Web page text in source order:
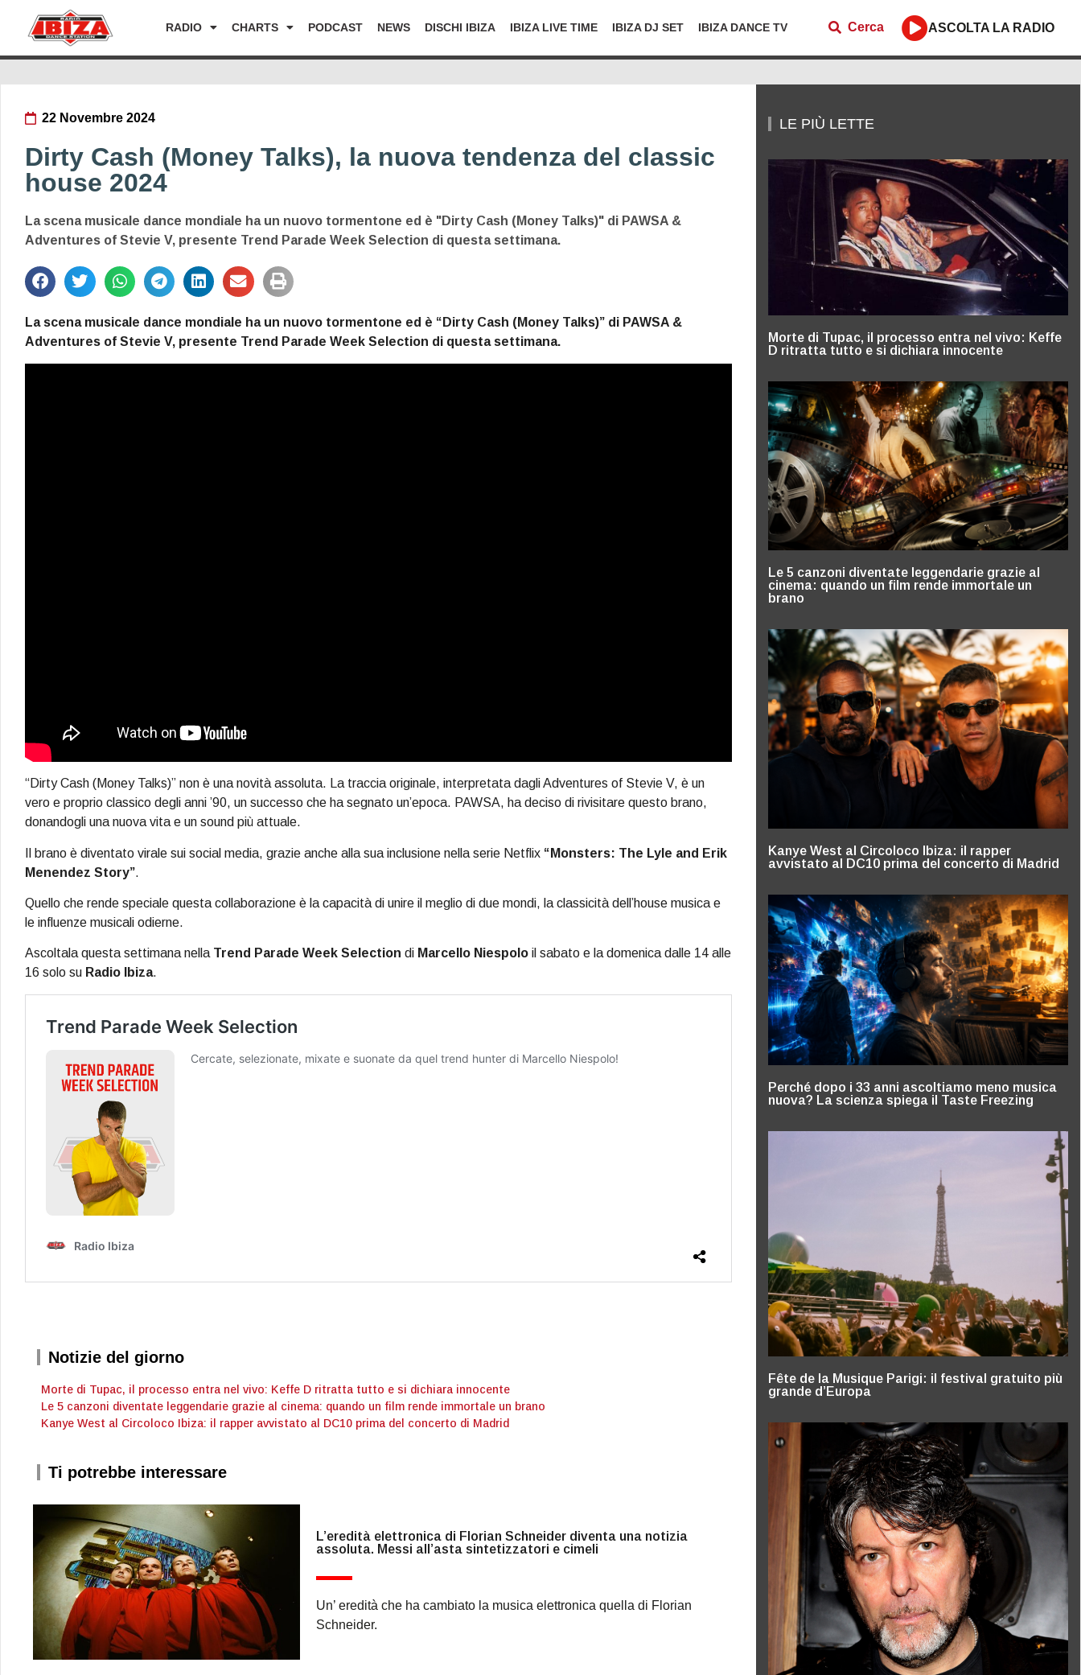
RADIO CHARTS PODCAST NEWS DISCHI IBIZA IBIZA LIVE TIME IBIZA DJ SET IBIZA DANCE TV Cerca ASCOLTA LA RADIO
22 Novembre 2024
Dirty Cash (Money Talks), la nuova tendenza del classic
house 2024
La scena musicale dance mondiale ha un nuovo tormentone ed è "Dirty Cash (Money Talks)" di PAWSA &
Adventures of Stevie V, presente Trend Parade Week Selection di questa settimana.
La scena musicale dance mondiale ha un nuovo tormentone ed è “Dirty Cash (Money Talks)” di PAWSA &
Adventures of Stevie V, presente Trend Parade Week Selection di questa settimana.
“Dirty Cash (Money Talks)” non è una novità assoluta. La traccia originale, interpretata dagli Adventures of Stevie V, è un
vero e proprio classico degli anni ’90, un successo che ha segnato un’epoca. PAWSA, ha deciso di rivisitare questo brano,
donandogli una nuova vita e un sound più attuale.
Il brano è diventato virale sui social media, grazie anche alla sua inclusione nella serie Netflix “Monsters: The Lyle and Erik
Menendez Story”.
Quello che rende speciale questa collaborazione è la capacità di unire il meglio di due mondi, la classicità dell’house musica e
le influenze musicali odierne.
Ascoltala questa settimana nella Trend Parade Week Selection di Marcello Niespolo il sabato e la domenica dalle 14 alle
16 solo su Radio Ibiza.
Notizie del giorno
Morte di Tupac, il processo entra nel vivo: Keffe D ritratta tutto e si dichiara innocente
Le 5 canzoni diventate leggendarie grazie al cinema: quando un film rende immortale un brano
Kanye West al Circoloco Ibiza: il rapper avvistato al DC10 prima del concerto di Madrid
Ti potrebbe interessare
L’eredità elettronica di Florian Schneider diventa una notizia
assoluta. Messi all’asta sintetizzatori e cimeli
Un’ eredità che ha cambiato la musica elettronica quella di Florian
Schneider.
LE PIÙ LETTE
Morte di Tupac, il processo entra nel vivo: Keffe
D ritratta tutto e si dichiara innocente
Le 5 canzoni diventate leggendarie grazie al
cinema: quando un film rende immortale un
brano
Kanye West al Circoloco Ibiza: il rapper
avvistato al DC10 prima del concerto di Madrid
Perché dopo i 33 anni ascoltiamo meno musica
nuova? La scienza spiega il Taste Freezing
Fête de la Musique Parigi: il festival gratuito più
grande d’Europa